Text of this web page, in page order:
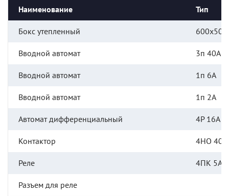
Наименование Тип
Бокс утепленный
Вводной автомат 3п 40А
Вводной автомат 1п 6А
Вводной автомат 1п 2А
Автомат дифференциальный 4Р 16А
Контактор 4НО 40А
Реле 4ПК 5А
Разъем для реле